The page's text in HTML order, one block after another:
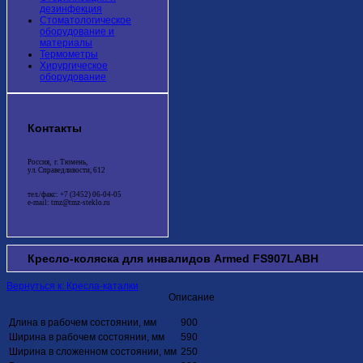
дезинфекция
Стоматологическое
оборудование и
материалы
Термометры
Хирургическое
оборудование
Контакты
Россия, г. Тюмень,
ул. Справедливости, 612
тел./факс: +7 (3452) 06-04-05
e-mail: tmz@tmz-steklo.ru
Кресло-коляска для инвалидов Armed FS907LAВH
Вернуться к: Кресла-каталки
Описание
Длина в рабочем состоянии, мм
900
Ширина в рабочем состоянии, мм
590
Ширина в сложенном состоянии, мм 250